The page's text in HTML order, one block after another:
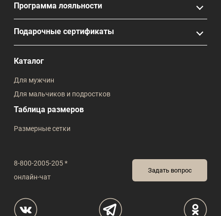
8-800-2005-205 *
онлайн-чат
Задать вопрос
Программа лояльности
Подарочные сертификаты
Каталог
Для мужчин
Для мальчиков и подростков
Таблица размеров
Размерные сетки